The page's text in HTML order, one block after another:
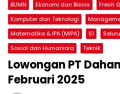
BUMN Ekonomi dan Bisnis Fresh
Komputer dan Teknologi
Matematika & IPA (MIPA)
S1
Sosial dan Humaniora
Teknik
Lowongan PT
Februari 2025